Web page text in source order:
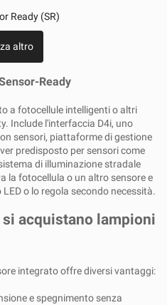
Ready (SR)
altro
Ready
a fotocellule intelligenti o altri
Include l'interfaccia D4i, uno
sensori, piattaforme di gestione
predisposto per sensori come
di illuminazione stradale
la fotocellula o un altro sensore e
o lo regola secondo necessità.
acquistano lampioni
integrato offre diversi vantaggi:
e spegnimento senza